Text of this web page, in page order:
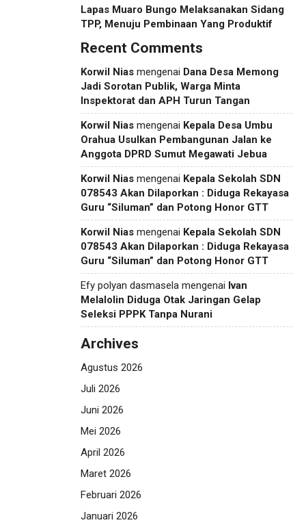
Lapas Muaro Bungo Melaksanakan Sidang
TPP, Menuju Pembinaan Yang Produktif
Recent Comments
Korwil Nias mengenai Dana Desa Memong
Jadi Sorotan Publik, Warga Minta
Inspektorat dan APH Turun Tangan
Korwil Nias mengenai Kepala Desa Umbu
Orahua Usulkan Pembangunan Jalan ke
Anggota DPRD Sumut Megawati Jebua
Korwil Nias mengenai Kepala Sekolah SDN
078543 Akan Dilaporkan : Diduga Rekayasa
Guru “Siluman” dan Potong Honor GTT
Korwil Nias mengenai Kepala Sekolah SDN
078543 Akan Dilaporkan : Diduga Rekayasa
Guru “Siluman” dan Potong Honor GTT
Efy polyan dasmasela mengenai Ivan
Melalolin Diduga Otak Jaringan Gelap
Seleksi PPPK Tanpa Nurani
Archives
Agustus 2026
Juli 2026
Juni 2026
Mei 2026
April 2026
Maret 2026
Februari 2026
Januari 2026